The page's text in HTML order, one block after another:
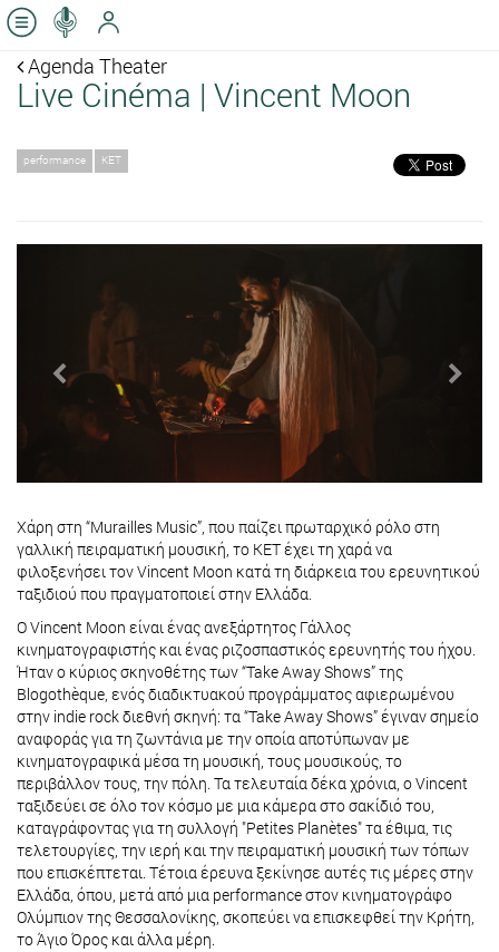
Agenda Theater
Live Cinéma | Vincent Moon
performance KET
Χάρη στη “Murailles Music”, που παίζει πρωταρχικό ρόλο στη
γαλλική πειραματική μουσική, το ΚΕΤ έχει τη χαρά να
φιλοξενήσει τον Vincent Moon κατά τη διάρκεια του ερευνητικού
ταξιδιού που πραγματοποιεί στην Ελλάδα.
Ο Vincent Moon είναι ένας ανεξάρτητος Γάλλος
κινηματογραφιστής και ένας ριζοσπαστικός ερευνητής του ήχου.
Ήταν ο κύριος σκηνοθέτης των “Take Away Shows” της
Blogothèque, ενός διαδικτυακού προγράμματος αφιερωμένου
στην indie rock διεθνή σκηνή: τα “Take Away Shows” έγιναν σημείο
αναφοράς για τη ζωντάνια με την οποία αποτύπωναν με
κινηματογραφικά μέσα τη μουσική, τους μουσικούς, το
περιβάλλον τους, την πόλη. Τα τελευταία δέκα χρόνια, ο Vincent
ταξιδεύει σε όλο τον κόσμο με μια κάμερα στο σακίδιό του,
καταγράφοντας για τη συλλογή "Petites Planètes" τα έθιμα, τις
τελετουργίες, την ιερή και την πειραματική μουσική των τόπων
που επισκέπτεται. Τέτοια έρευνα ξεκίνησε αυτές τις μέρες στην
Ελλάδα, όπου, μετά από μια performance στον κινηματογράφο
Ολύμπιον της Θεσσαλονίκης, σκοπεύει να επισκεφθεί την Κρήτη,
το Άγιο Όρος και άλλα μέρη.